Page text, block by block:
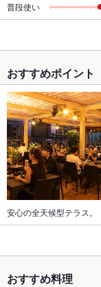
普段使い
おすすめポイント
安心の全天候型テラス。
おすすめ料理